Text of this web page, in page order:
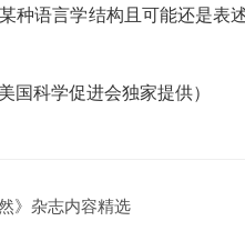
种语言学结构且可能还是表
国科学促进会独家提供）
》杂志内容精选